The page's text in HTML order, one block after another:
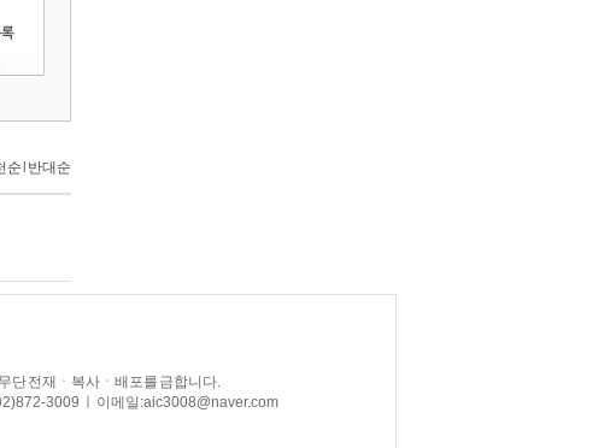
단 전재ㆍ복사ㆍ배포를 금합니다.
3009 ㅣ 이메일: aic3008@naver.com